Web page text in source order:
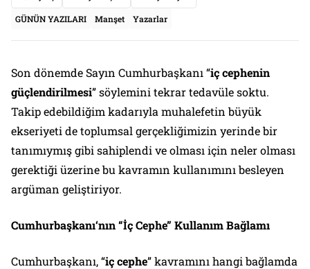
GÜNÜN YAZILARI Manşet Yazarlar
Son dönemde Sayın Cumhurbaşkanı “iç cephenin
güçlendirilmesi” söylemini tekrar tedavüle soktu.
Takip edebildiğim kadarıyla muhalefetin büyük
ekseriyeti de toplumsal gerçekliğimizin yerinde bir
tanımıymış gibi sahiplendi ve olması için neler olması
gerektiği üzerine bu kavramın kullanımını besleyen
argüman geliştiriyor.
Cumhurbaşkanı‘nın “İç Cephe” Kullanım Bağlamı
Cumhurbaşkanı, “iç cephe” kavramını hangi bağlamda